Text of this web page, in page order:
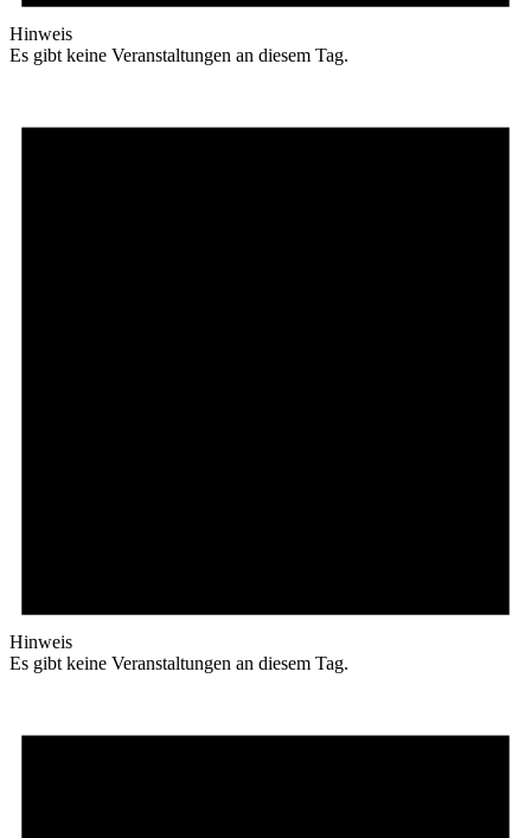
Hinweis
Es gibt keine Veranstaltungen an diesem Tag.
Hinweis
Es gibt keine Veranstaltungen an diesem Tag.